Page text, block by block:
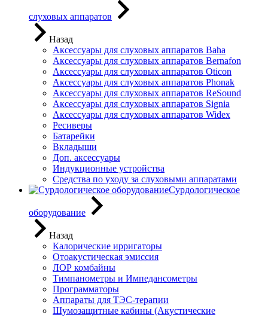
слуховых аппаратов
Назад
Аксессуары для слуховых аппаратов Baha
Аксессуары для слуховых аппаратов Bernafon
Аксессуары для слуховых аппаратов Oticon
Аксессуары для слуховых аппаратов Phonak
Аксессуары для слуховых аппаратов ReSound
Аксессуары для слуховых аппаратов Signia
Аксессуары для слуховых аппаратов Widex
Ресиверы
Батарейки
Вкладыши
Доп. аксессуары
Индукционные устройства
Средства по уходу за слуховыми аппаратами
Сурдологическое
оборудование
Назад
Калорические ирригаторы
Отоакустическая эмиссия
ЛОР комбайны
Тимпанометры и Импедансометры
Программаторы
Аппараты для ТЭС-терапии
Шумозащитные кабины (Акустические